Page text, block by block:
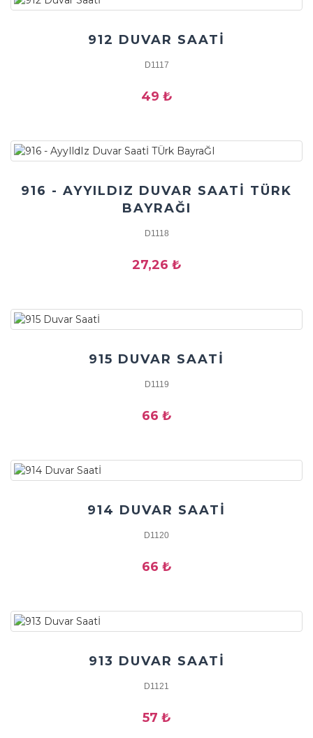
912 DUVAR SAATİ
D1117
49 ₺
916 - AYYILDIZ DUVAR SAATİ TÜRK
BAYRAĞI
D1118
27,26 ₺
915 DUVAR SAATİ
D1119
66 ₺
914 DUVAR SAATİ
D1120
66 ₺
913 DUVAR SAATİ
D1121
57 ₺